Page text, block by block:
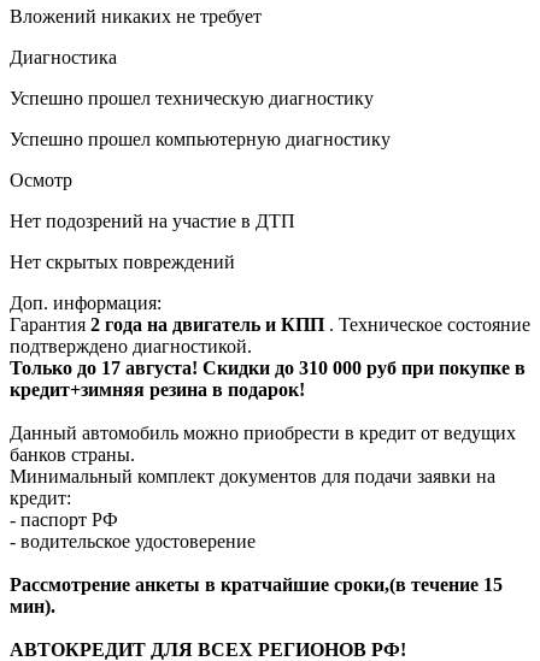
Вложений никаких не требует
Диагностика
Успешно прошел техническую диагностику
Успешно прошел компьютерную диагностику
Осмотр
Нет подозрений на участие в ДТП
Нет скрытых повреждений
Доп. информация:
Гарантия 2 года на двигатель и КПП . Техническое состояние
подтверждено диагностикой.
Только до 17 августа! Скидки до 310 000 руб при покупке в
кредит+зимняя резина в подарок!
Данный автомобиль можно приобрести в кредит от ведущих
банков страны.
Минимальный комплект документов для подачи заявки на
кредит:
- паспорт РФ
- водительское удостоверение
Рассмотрение анкеты в кратчайшие сроки,(в течение 15
мин).
АВТОКРЕДИТ ДЛЯ ВСЕХ РЕГИОНОВ РФ!